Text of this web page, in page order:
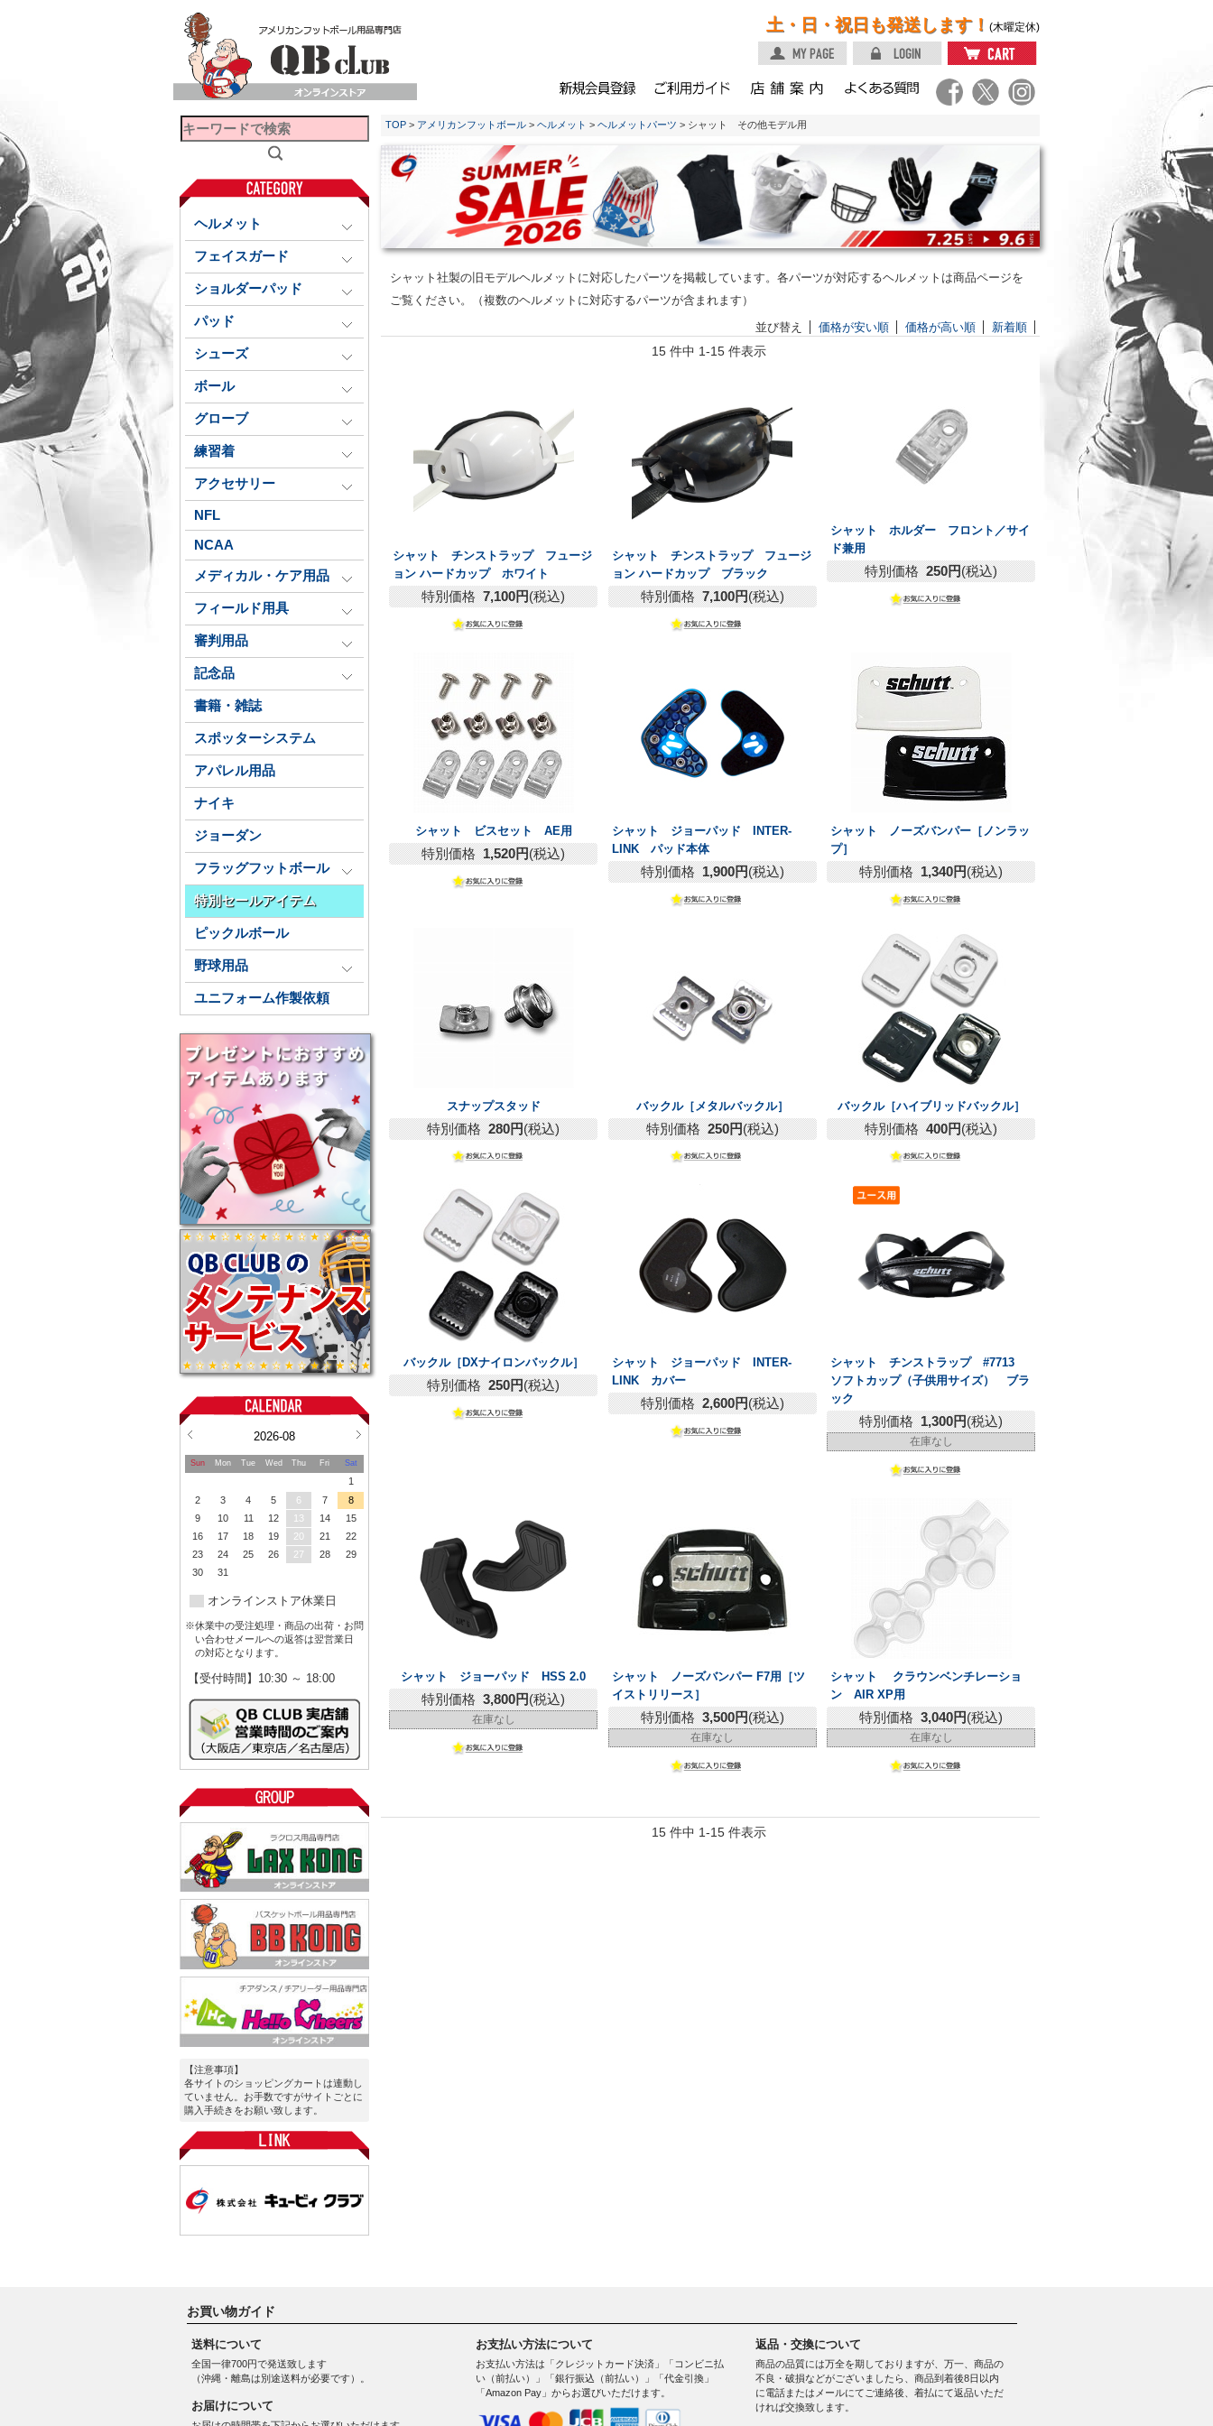
土・日・祝日も発送します！ (木曜定休)
ヘルメット
フェイスガード
ショルダーパッド
パッド
シューズ
ボール
グローブ
練習着
アクセサリー
NFL
NCAA
メディカル・ケア用品
フィールド用具
審判用品
記念品
書籍・雑誌
スポッターシステム
アパレル用品
ナイキ
ジョーダン
フラッグフットボール
特別セールアイテム
ピックルボール
野球用品
ユニフォーム作製依頼
2026-08
Sun Mon Tue Wed Thu Fri Sat
1
2
3 4 5 6 7
8
9
10 11 12 13 14
15
16
17 18 19 20 21
22
23
24 25 26 27 28
29
30
31
オンラインストア休業日
※休業中の受注処理・商品の出荷・お問
い合わせメールへの返答は翌営業日
の対応となります。
【受付時間】10:30 ～ 18:00
【注意事項】
各サイトのショッピングカートは連動し
ていません。お手数ですがサイトごとに
購入手続きをお願い致します。
TOP > アメリカンフットボール > ヘルメット > ヘルメットパーツ > シャット その他モデル用
シャット社製の旧モデルヘルメットに対応したパーツを掲載しています。各パーツが対応するヘルメットは商品ページを
ご覧ください。（複数のヘルメットに対応するパーツが含まれます）
並び替え
価格が安い順 価格が高い順 新着順
15 件中 1-15 件表示
シャット チンストラップ フュージ
ョン ハードカップ ホワイト
特別価格 7,100円(税込)
シャット チンストラップ フュージ
ョン ハードカップ ブラック
特別価格 7,100円(税込)
シャット ホルダー フロント／サイ
ド兼用
特別価格 250円(税込)
シャット ビスセット AE用
特別価格 1,520円(税込)
シャット ジョーパッド INTER-
LINK パッド本体
特別価格 1,900円(税込)
シャット ノーズバンパー［ノンラッ
プ］
特別価格 1,340円(税込)
スナップスタッド
特別価格 280円(税込)
バックル［メタルバックル］
特別価格 250円(税込)
バックル［ハイブリッドバックル］
特別価格 400円(税込)
バックル［DXナイロンバックル］
特別価格 250円(税込)
シャット ジョーパッド INTER-
LINK カバー
特別価格 2,600円(税込)
シャット チンストラップ #7713
ソフトカップ（子供用サイズ） ブラ
ック
特別価格 1,300円(税込)
在庫なし
シャット ジョーパッド HSS 2.0
特別価格 3,800円(税込)
在庫なし
シャット ノーズバンパー F7用［ツ
イストリリース］
特別価格 3,500円(税込)
在庫なし
シャット クラウンベンチレーショ
ン AIR XP用
特別価格 3,040円(税込)
在庫なし
15 件中 1-15 件表示
お買い物ガイド
送料について
全国一律700円で発送致します
（沖縄・離島は別途送料が必要です）。
お届けについて
お支払い方法について
お支払い方法は「クレジットカード決済」「コンビニ払
い（前払い）」「銀行振込（前払い）」「代金引換」
「Amazon Pay」からお選びいただけます。
返品・交換について
商品の品質には万全を期しておりますが、万一、商品の
不良・破損などがございましたら、商品到着後8日以内
に電話またはメールにてご連絡後、着払にて返品いただ
ければ交換致します。